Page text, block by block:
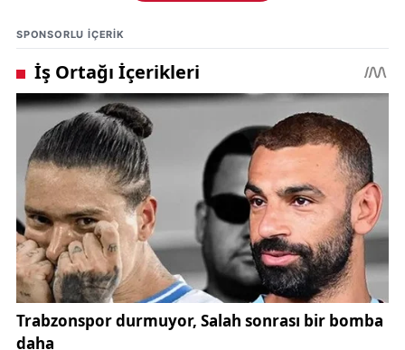
geceyi sokakta geçirdi. Sabah saatlerinde meydana
gelen yeni deprem ise tedirginliği artırdı.
Kaynak:SonDakika
SPONSORLU IÇERIK